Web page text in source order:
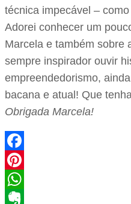
técnica impecável –
Adorei conhecer um
Marcela e também sobre
sempre inspirador ouvir
empreendedorismo,
bacana e atual! Que
Obrigada Marcela!
Facebook
Pinterest
WhatsApp